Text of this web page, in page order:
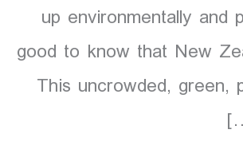
up environmentally and
good to know that New
This uncrowded, green,